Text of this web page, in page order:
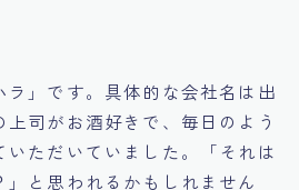
ラ」です。具体的な会社名は出
司がお酒好きで、毎日のよう
いただいていました。「それは
」と思われるかもしれません